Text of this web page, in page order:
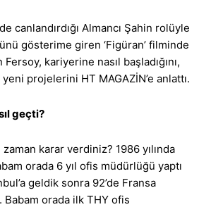
canlandırdığı Almancı Şahin rolüyle
gösterime giren ‘Figüran’ filminde
kariyerine nasıl başladığını,
projelerini HT MAGAZİN’e anlattı.
geçti?
karar verdiniz? 1986 yılında
orada 6 yıl ofis müdürlüğü yaptı
geldik sonra 92’de Fransa
Babam orada ilk THY ofis